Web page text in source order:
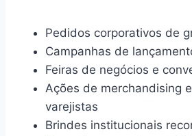
Pedidos corporativos de
Campanhas de
Feiras de negócios e
Ações de merchandising
varejistas
Brindes institucionais